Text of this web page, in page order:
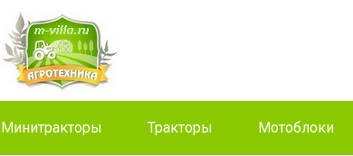
Минитракторы Тракторы Мотоблоки